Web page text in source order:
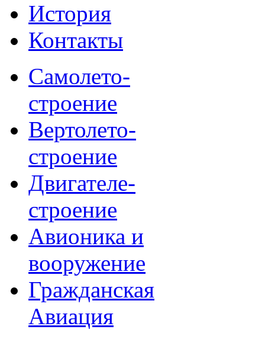
История
Контакты
Самолето-
строение
Вертолето-
строение
Двигателе-
строение
Авионика и
вооружение
Гражданская
Авиация